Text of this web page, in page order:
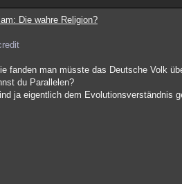
Die wahre Religion?
fanden man müsste das Deutsche Volk
du Parallelen?
ja eigentlich dem Evolutionsverständnis